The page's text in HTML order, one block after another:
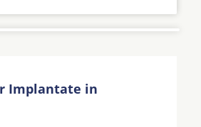
Implantate in